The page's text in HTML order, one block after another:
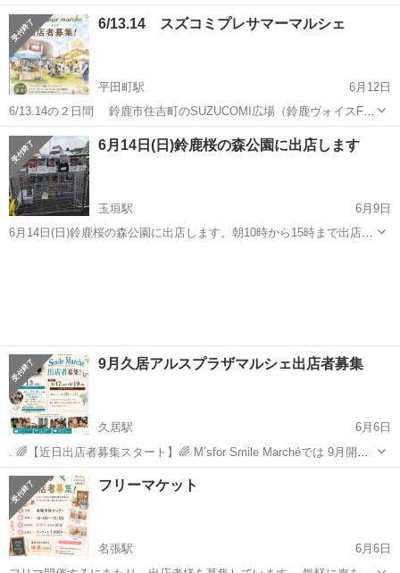
ので 少し場所の説明をさせていただきますね あさくまさん(写真1枚
目)の建屋の右隣の木で囲まれた塀があるスペース(写真2枚目)中で開催
中です。 スズコミプレサマ...
三重 鈴鹿市 フリーマーケット
6/13.14 スズコミプレサマーマルシェ
平田町駅
6月12日
6/13.14の２日間 鈴鹿市住吉町のSUZUCOMI広場（鈴鹿ヴォイスFM
前）にて、マルシェに出店いたします。 是非とも、お近くにお越しの
際は、 お立ち寄り下さいませ🙂‍↕️ メダカペア売り メダカ掬い スーパ
ーボー...
三重 鈴鹿市 平田町駅 フリーマーケット メダカ
6月14日(日)鈴鹿桜の森公園に出店します
玉垣駅
6月9日
6月14日(日)鈴鹿桜の森公園に出店します。朝10時から15時まで出店致
9月久居アルスプラザマルシェ出店者募集
久居駅
6月6日
. 🌈【近日出店者募集スタート】🌈 M’sfor Smile Marchéでは 9月開催
の出店者様を募集いたします✨ 📅9月13日（日） 📍久居アルスプラザ
募集数 30ブース程度 📅9月17日（木） 📅9月19日（土...
三重 津市 久居駅 フリーマーケット
フリーマケット
名張駅
6月6日